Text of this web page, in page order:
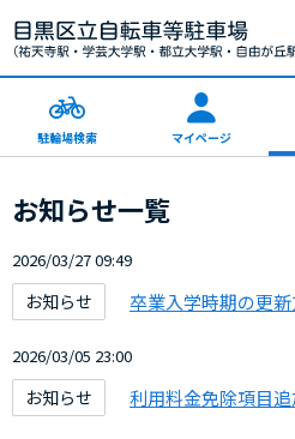
駐輪場検索 マイページ
お知らせ一覧
2026/03/27 09:49
お知らせ 卒業入学時期の更
2026/03/05 23:00
お知らせ 利用料金免除項目